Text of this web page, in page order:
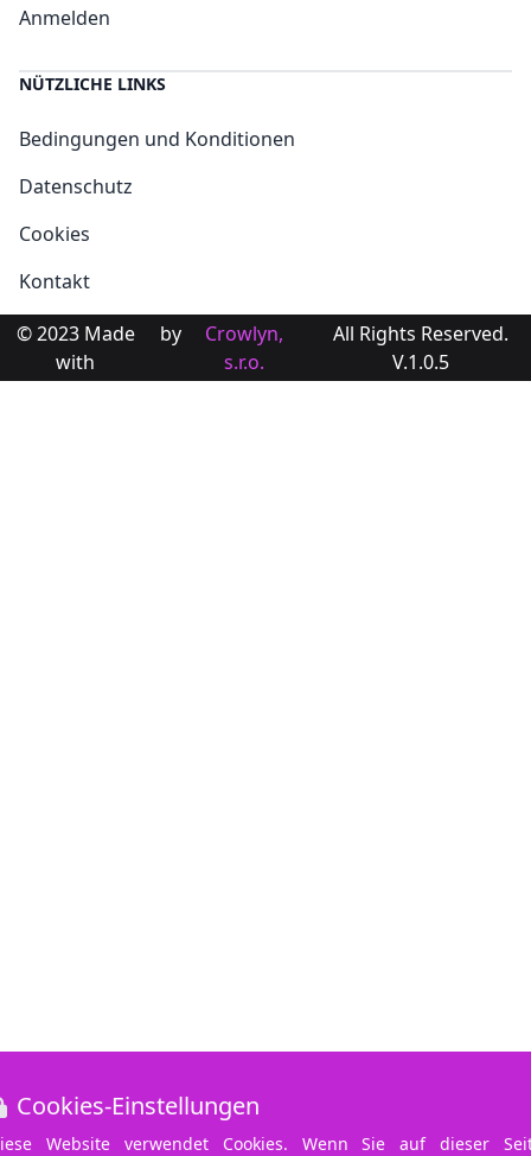
Anmelden
NÜTZLICHE LINKS
Bedingungen und Konditionen
Datenschutz
Cookies
Kontakt
© 2023 Made
with
by
Crowlyn,
s.r.o.
All Rights Reserved.
V.1.0.5
Cookies-Einstellungen
Website verwendet Cookies. Wenn Sie auf dieser